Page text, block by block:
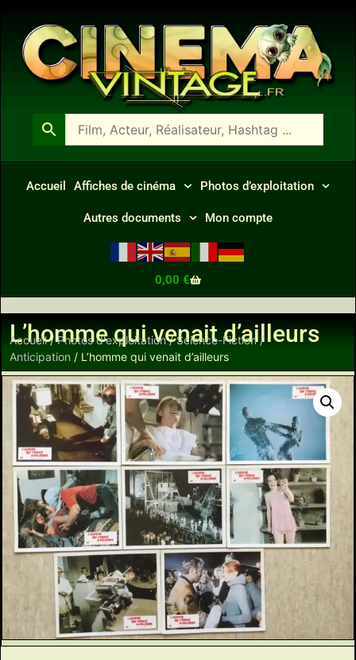
Accueil Affiches de cinéma Photos d’exploitation
Autres documents Mon compte
0,00 €
L’homme qui venait d’ailleurs
Accueil/Photos d'exploitation/Science-Fiction /
Anticipation / L’homme qui venait d’ailleurs